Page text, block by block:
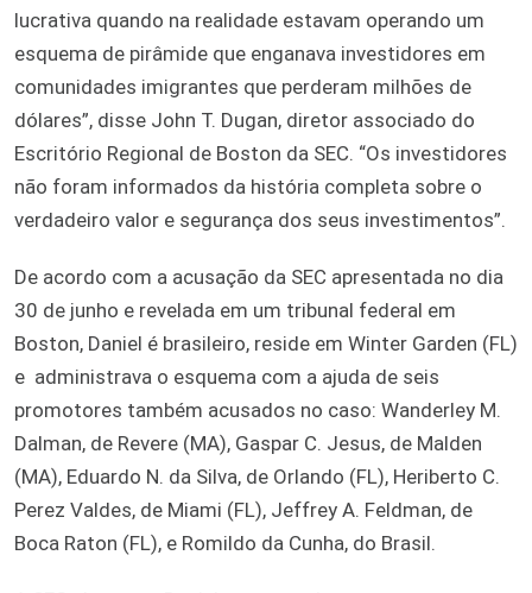
lucrativa quando na realidade estavam operando um
esquema de pirâmide que enganava investidores em
comunidades imigrantes que perderam milhões de
dólares”, disse John T. Dugan, diretor associado do
Escritório Regional de Boston da SEC. “Os investidores
não foram informados da história completa sobre o
verdadeiro valor e segurança dos seus investimentos”.
De acordo com a acusação da SEC apresentada no dia
30 de junho e revelada em um tribunal federal em
Boston, Daniel é brasileiro, reside em Winter Garden (FL)
e administrava o esquema com a ajuda de seis
promotores também acusados no caso: Wanderley M.
Dalman, de Revere (MA), Gaspar C. Jesus, de Malden
(MA), Eduardo N. da Silva, de Orlando (FL), Heriberto C.
Perez Valdes, de Miami (FL), Jeffrey A. Feldman, de
Boca Raton (FL), e Romildo da Cunha, do Brasil.